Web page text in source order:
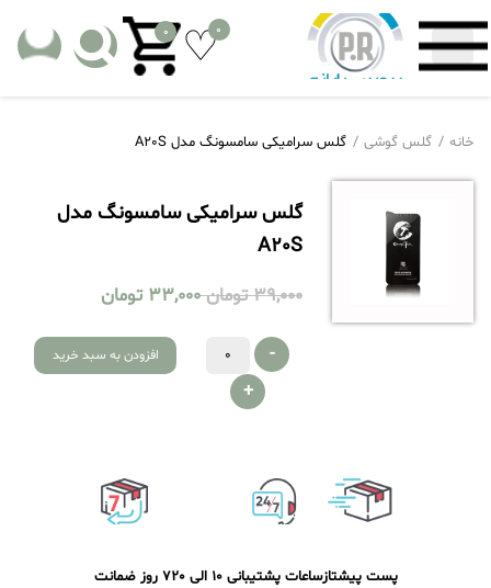
0
0
خانه گلس گوشی گلس سرامیکی سامسونگ مدل A20S
گلس سرامیکی سامسونگ مدل
A20S
39,000 تومان 33,000 تومان
-
+
افزودن به سبد خرید
پست پیشتازساعات پشتیبانی 10 الی 20 7 روز ضمانت